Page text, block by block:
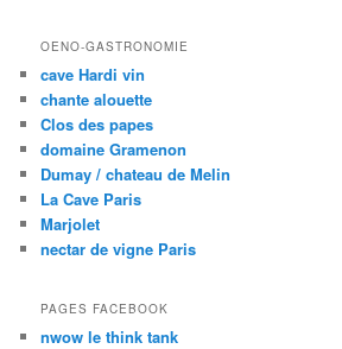
OENO-GASTRONOMIE
cave Hardi vin
chante alouette
Clos des papes
domaine Gramenon
Dumay / chateau de Melin
La Cave Paris
Marjolet
nectar de vigne Paris
PAGES FACEBOOK
nwow le think tank